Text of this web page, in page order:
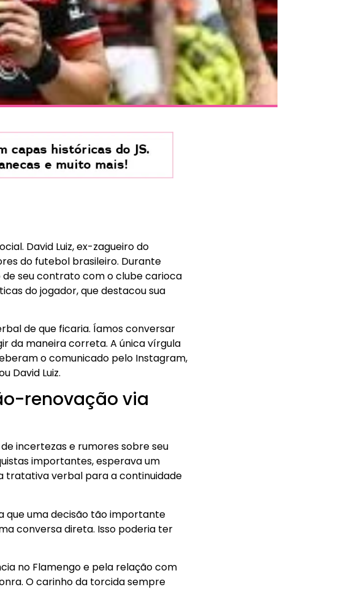
David Luiz, ex-zagueiro do
do futebol brasileiro. Durante
seu contrato com o clube carioca
do jogador, que destacou sua
de que ficaria. Íamos conversar
da maneira correta. A única vírgula
o comunicado pelo Instagram,
David Luiz.
renovação via
incertezas e rumores sobre seu
importantes, esperava um
tratativa verbal para a continuidade
que uma decisão tão importante
conversa direta. Isso poderia ter
no Flamengo e pela relação com
O carinho da torcida sempre